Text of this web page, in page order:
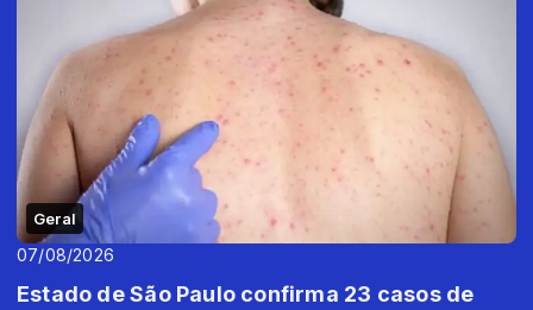
Geral
07/08/2026
Estado de São Paulo confirma 23 casos de